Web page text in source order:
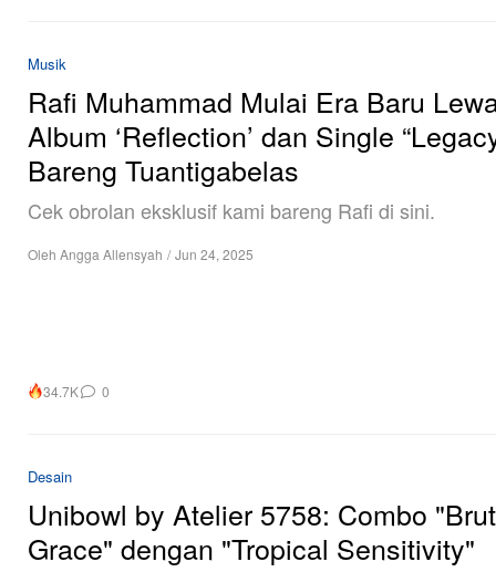
Musik
Rafi Muhammad Mulai Era Baru
Album ‘Reflection’ dan Single
Bareng Tuantigabelas
Cek obrolan eksklusif kami bareng Rafi di sini.
Oleh Angga Allensyah / Jun 24, 2025
34.7K 0
Desain
Unibowl by Atelier 5758: Combo
Grace" dengan "Tropical Sensitivity"